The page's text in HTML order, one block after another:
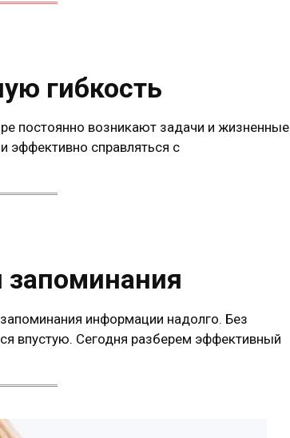
гибкость
постоянно возникают задачи и жизненные
эффективно справляться с
запоминания
информации надолго. Без
впустую. Сегодня разберем эффективный